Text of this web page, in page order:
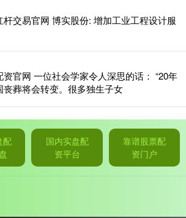
杆交易官网 博实股份: 增加工业工程设计服
资官网 一位社会学家令人深思的话： “20年
丧葬将会转变。很多独生子女
配
国内实盘配
资平台
靠谱股票配
资门户